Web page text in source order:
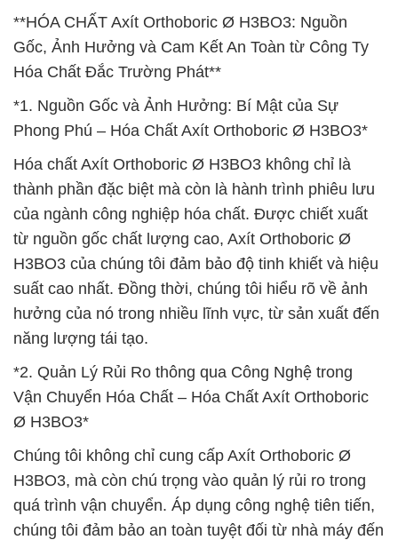
**HÓA CHẤT Axít Orthoboric Ø H3BO3: Nguồn
Gốc, Ảnh Hưởng và Cam Kết An Toàn từ Công Ty
Hóa Chất Đắc Trường Phát**
*1. Nguồn Gốc và Ảnh Hưởng: Bí Mật của Sự
Phong Phú – Hóa Chất Axít Orthoboric Ø H3BO3*
Hóa chất Axít Orthoboric Ø H3BO3 không chỉ là
thành phần đặc biệt mà còn là hành trình phiêu lưu
của ngành công nghiệp hóa chất. Được chiết xuất
từ nguồn gốc chất lượng cao, Axít Orthoboric Ø
H3BO3 của chúng tôi đảm bảo độ tinh khiết và hiệu
suất cao nhất. Đồng thời, chúng tôi hiểu rõ về ảnh
hưởng của nó trong nhiều lĩnh vực, từ sản xuất đến
năng lượng tái tạo.
*2. Quản Lý Rủi Ro thông qua Công Nghệ trong
Vận Chuyển Hóa Chất – Hóa Chất Axít Orthoboric
Ø H3BO3*
Chúng tôi không chỉ cung cấp Axít Orthoboric Ø
H3BO3, mà còn chú trọng vào quản lý rủi ro trong
quá trình vận chuyển. Áp dụng công nghệ tiên tiến,
chúng tôi đảm bảo an toàn tuyệt đối từ nhà máy đến